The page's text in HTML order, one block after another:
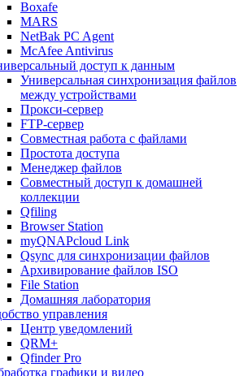
Boxafe
MARS
NetBak PC Agent
McAfee Antivirus
доступ к данным
Универсальная синхронизация файлов
между устройствами
Прокси-сервер
FTP-сервер
Совместная работа с файлами
Простота доступа
Менеджер файлов
Совместный доступ к домашней
коллекции
Qfiling
Browser Station
myQNAPcloud Link
Qsync для синхронизации файлов
Архивирование файлов ISO
File Station
Домашняя лаборатория
управления
Центр уведомлений
QRM+
Qfinder Pro
графики и видео